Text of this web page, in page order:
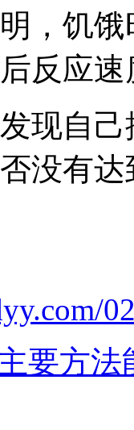
，饥
反应
自己
没有
要方法